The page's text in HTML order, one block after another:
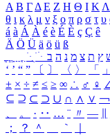
Α Β ΓΔ Ε Ζ Η Θ Ι ΚΛ
θ ι κ λ μ ν ξ ο π ρ σ τ υ
á à Á À é è É È ç Ç ê
Ä Ö Ü ä ö ü ß
ִֶֹ ֻּ ׁׂ ץ ת צ מ נ ה ב
‘ ’ “ ” 〔 〕 〈 〉 「 」
± × ÷ ≠ ≤ ≥ ∞ ∴ ♂ ♀
⊆ ⊇ ⊂ ⊃ ∪ ∩ ∧ ∨ ￢
、
。 · ‥ … ¨ 〃 ―
；
？ ＾ ｀